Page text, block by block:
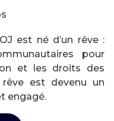
est né d’un rêve :
pour
et les droits des
est devenu un
engagé.